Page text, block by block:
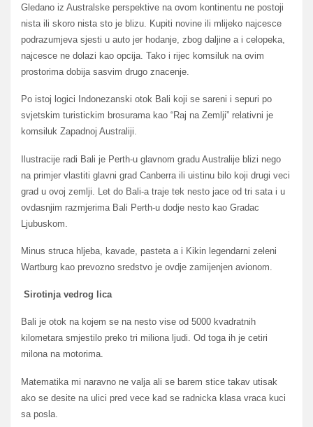
Gledano iz Australske perspektive na ovom kontinentu ne postoji
nista ili skoro nista sto je blizu. Kupiti novine ili mlijeko najcesce
podrazumjeva sjesti u auto jer hodanje, zbog daljine a i celopeka,
najcesce ne dolazi kao opcija. Tako i rijec komsiluk na ovim
prostorima dobija sasvim drugo znacenje.
Po istoj logici Indonezanski otok Bali koji se sareni i sepuri po
svjetskim turistickim brosurama kao “Raj na Zemlji” relativni je
komsiluk Zapadnoj Australiji.
Ilustracije radi Bali je Perth-u glavnom gradu Australije blizi nego
na primjer vlastiti glavni grad Canberra ili uistinu bilo koji drugi veci
grad u ovoj zemlji. Let do Bali-a traje tek nesto jace od tri sata i u
ovdasnjim razmjerima Bali Perth-u dodje nesto kao Gradac
Ljubuskom.
Minus struca hljeba, kavade, pasteta a i Kikin legendarni zeleni
Wartburg kao prevozno sredstvo je ovdje zamijenjen avionom.
Sirotinja vedrog lica
Bali je otok na kojem se na nesto vise od 5000 kvadratnih
kilometara smjestilo preko tri miliona ljudi. Od toga ih je cetiri
milona na motorima.
Matematika mi naravno ne valja ali se barem stice takav utisak
ako se desite na ulici pred vece kad se radnicka klasa vraca kuci
sa posla.